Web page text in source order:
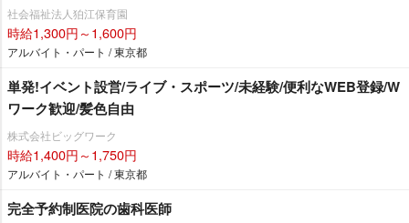
社会福祉法人狛江保育園
時給1,300円～1,600円
アルバイト・パート / 東京都
単発!イベント設営/ライブ・スポーツ/未経験/便利なWEB登録/W
ワーク歓迎/髪色自由
株式会社ビッグワーク
時給1,400円～1,750円
アルバイト・パート / 東京都
完全予約制医院の歯科医師